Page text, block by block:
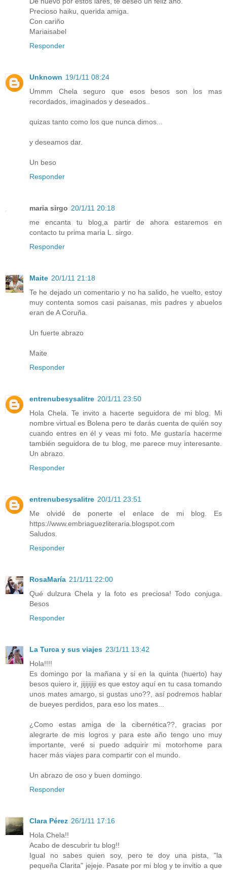
Precioso haiku, querida amiga.
Con cariño
Mariaisabel
Responder
Unknown 19/1/11 08:24
Ummm Chela seguro que esos besos son los mas
recordados, imaginados y deseados..
quizas tanto como los que nunca dimos...
y deseamos dar.
Un beso
Responder
maria sirgo 20/1/11 20:18
me encanta tu blog,a partir de ahora estaremos en
contacto tu prima maria L. sirgo.
Responder
Maite 20/1/11 21:18
Te he dejado un comentario y no ha salido, he vuelto, estoy
muy contenta somos casi paisanas, mis padres y abuelos
eran de A Coruña.
Un fuerte abrazo
Maite
Responder
entrenubesysalitre 20/1/11 23:50
Hola Chela. Te invito a hacerte seguidora de mi blog. Mi
nombre virtual es Bolena pero te darás cuenta de quién soy
cuando entres en él y veas mi foto. Me gustaría hacerme
también seguidora de tu blog, me parece muy interesante.
Un abrazo.
Responder
entrenubesysalitre 20/1/11 23:51
Me olvidé de ponerte el enlace de mi blog. Es
https://www.embriaguezliteraria.blogspot.com
Saludos.
Responder
RosaMaría 21/1/11 22:00
Qué dulzura Chela y la foto es preciosa! Todo conjuga.
Besos
Responder
La Turca y sus viajes 23/1/11 13:42
Hola!!!!
Es domingo por la mañana y si en la quinta (huerto) hay
besos quiero ir, jijijijiji es que estoy aquí en tu casa tomando
unos mates amargo, si gustas uno??, así podremos hablar
de bueyes perdidos, para eso los mates...
¿Como estas amiga de la cibernética??, gracias por
alegrarte de mis logros y para este año tengo uno muy
importante, veré si puedo adquirir mi motorhome para
hacer más viajes para compartir con el mundo.
Un abrazo de oso y buen domingo.
Responder
Clara Pérez 26/1/11 17:16
Hola Chela!!
Acabo de descubrir tu blog!!
Igual no sabes quien soy, pero te doy una pista, "la
pequeña Clarita" jejeje. Pasate por mi blog y te invitio a que